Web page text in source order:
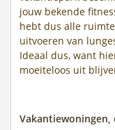
jouw bekende
hebt dus alle
uitvoeren van
Ideaal dus, want
moeiteloos uit
Vakantiewoningen,